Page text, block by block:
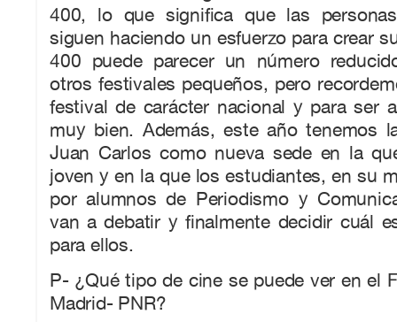
400, lo que significa que las
siguen haciendo un esfuerzo para crear
400 puede parecer un número
otros festivales pequeños, pero
festival de carácter nacional y para ser
muy bien. Además, este año tenemos
Juan Carlos como nueva sede en la
joven y en la que los estudiantes, en su
por alumnos de Periodismo y
van a debatir y finalmente decidir cuál
para ellos.
P- ¿Qué tipo de cine se puede ver en el
Madrid- PNR?